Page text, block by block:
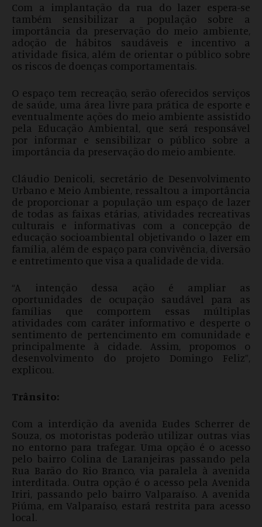
Com a implantação da rua do lazer espera-se
também sensibilizar a população sobre a
importância da preservação do meio ambiente,
adoção de hábitos saudáveis e incentivo a
atividade física, além de orientar o público sobre
os riscos de doenças comportamentais.
O espaço tem recreação, serão oferecidos serviços
de saúde, uma área livre para prática de esporte e
eventualmente ações do meio ambiente assistido
pela Educação Ambiental, que será responsável
por informar e sensibilizar o público sobre a
importância da preservação do meio ambiente.
Cláudio Denicoli, secretário de Desenvolvimento
Urbano e Meio Ambiente, ressaltou a importância
de proporcionar a população um espaço de lazer
de todas as faixas etárias, atividades recreativas
culturais e informativas com a concepção de
educação socioambiental objetivando o lazer em
família, além de espaço para convivência, diversão
e entretimento que visa a qualidade de vida.
“A intenção dessa ação é ampliar as
oportunidades de ocupação saudável para as
famílias que comportem essas múltiplas
atividades com caráter informativo e desperte o
sentimento de pertencimento em comunidade e
principalmente à cidade. Assim, propomos o
desenvolvimento do projeto Domingo Feliz”,
explicou.
Trânsito:
Com a interdição da avenida Eudes Scherrer de
Souza, os motoristas poderão utilizar outras vias
no entorno para trafegar. Uma opção é o acesso
pelo bairro Colina de Laranjeiras passando pela
Rua Barão do Rio Branco, via paralela à avenida
interditada. Outra opção é o acesso pela Avenida
Iriri, passando pelo bairro Valparaíso. A avenida
Piúma, em Valparaíso, estará restrita para acesso
local.